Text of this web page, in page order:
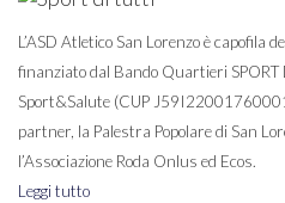
L’ASD Atletico San Lorenzo è capofila
finanziato dal Bando Quartieri SPORT
Sport&Salute (CUP
partner, la Palestra Popolare di San
l’Associazione Roda Onlus ed Ecos.
Leggi tutto